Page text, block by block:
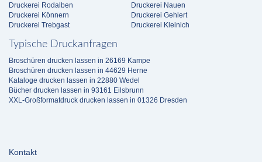
Druckerei Rodalben
Druckerei Könnern
Druckerei Trebgast
Druckerei Nauen
Druckerei Gehlert
Druckerei Kleinich
Typische Druckanfragen
Broschüren drucken lassen in 26169 Kampe
Broschüren drucken lassen in 44629 Herne
Kataloge drucken lassen in 22880 Wedel
Bücher drucken lassen in 93161 Eilsbrunn
XXL-Großformatdruck drucken lassen in 01326 Dresden
Kontakt